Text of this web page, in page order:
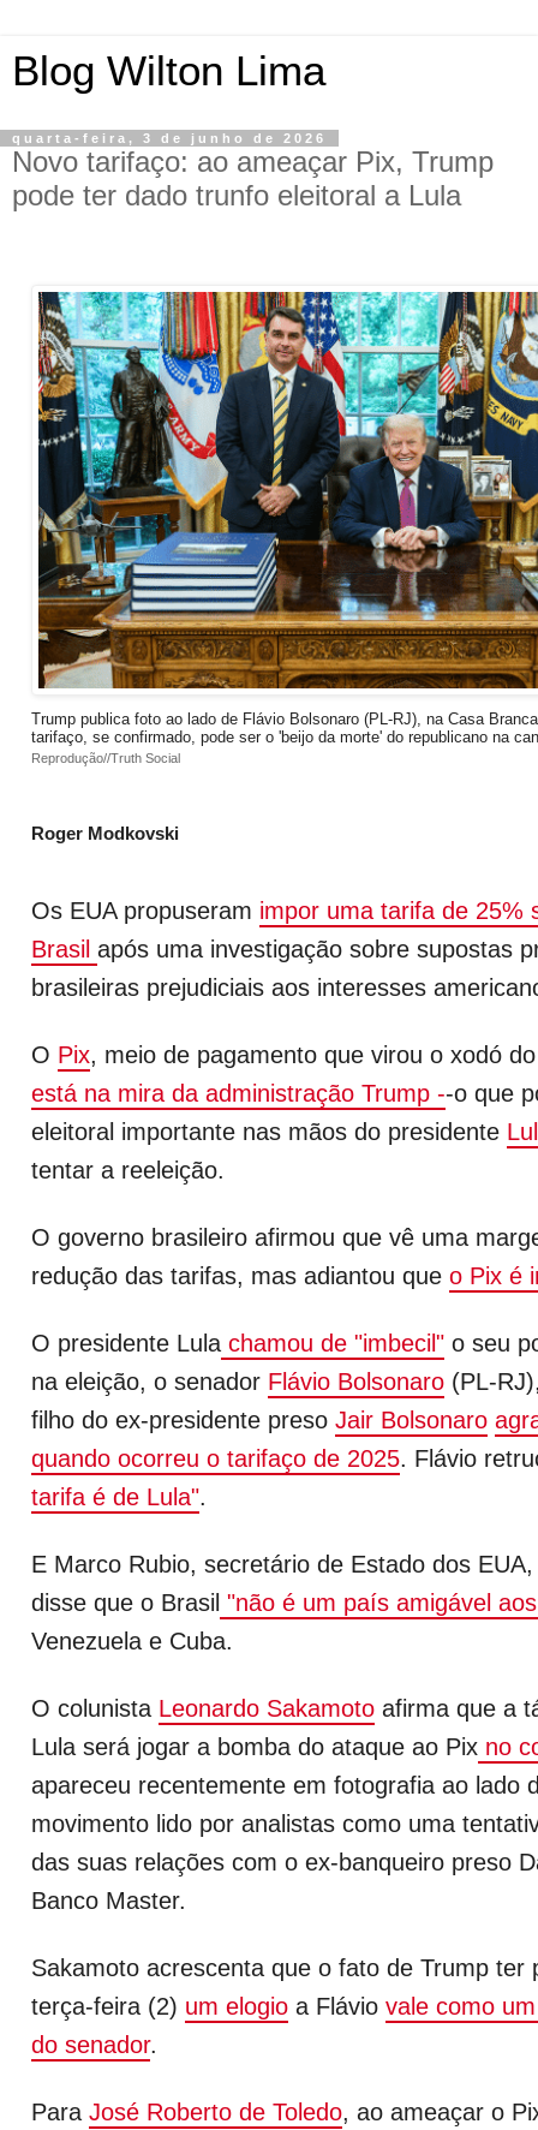
Blog Wilton Lima
quarta-feira, 3 de junho de 2026
Novo tarifaço: ao ameaçar Pix, Trump
pode ter dado trunfo eleitoral a Lula
Trump publica foto ao lado de Flávio Bolsonaro (PL-RJ), na Casa
tarifaço, se confirmado, pode ser o 'beijo da morte' do republicano na
Reprodução//Truth Social
Roger Modkovski
Os EUA propuseram impor uma tarifa de 25%
Brasil após uma investigação sobre supostas
brasileiras prejudiciais aos interesses
O Pix, meio de pagamento que virou o xodó
está na mira da administração Trump --o que
eleitoral importante nas mãos do presidente
tentar a reeleição.
O governo brasileiro afirmou que vê uma
redução das tarifas, mas adiantou que o Pix é
O presidente Lula chamou de "imbecil" o seu
na eleição, o senador Flávio Bolsonaro (PL-
filho do ex-presidente preso Jair Bolsonaro
quando ocorreu o tarifaço de 2025. Flávio
tarifa é de Lula".
E Marco Rubio, secretário de Estado dos
disse que o Brasil "não é um país amigável
Venezuela e Cuba.
O colunista Leonardo Sakamoto afirma que a
Lula será jogar a bomba do ataque ao Pix no
apareceu recentemente em fotografia ao lado
movimento lido por analistas como uma
das suas relações com o ex-banqueiro preso
Banco Master.
Sakamoto acrescenta que o fato de Trump ter
terça-feira (2) um elogio a Flávio vale como
do senador.
Para José Roberto de Toledo, ao ameaçar o